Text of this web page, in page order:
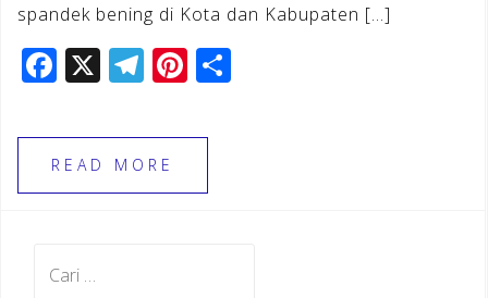
spandek bening di Kota dan Kabupaten […]
F
c
e
b
o
X T
e
gr
a
Pi
te
e
READ MORE